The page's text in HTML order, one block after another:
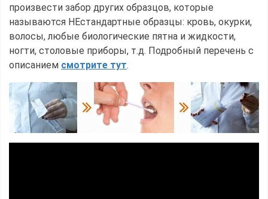
произвести забор других образцов, которые
называются НЕстандартные образцы: кровь, окурки,
волосы, любые биологические пятна и жидкости,
ногти, столовые приборы, т.д. Подробный перечень с
описанием смотрите тут.